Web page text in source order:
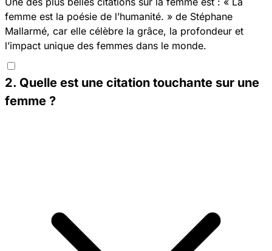
femme est la poésie de l’humanité. » de Stéphane
Mallarmé, car elle célèbre la grâce, la profondeur et
l’impact unique des femmes dans le monde.
2. Quelle est une citation touchante sur une
femme ?